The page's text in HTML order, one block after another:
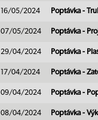
16/05/2024 Poptávka -
07/05/2024 Poptávka -
29/04/2024 Poptávka -
17/04/2024 Poptávka -
09/04/2024 Poptávka -
08/04/2024 Poptávka -